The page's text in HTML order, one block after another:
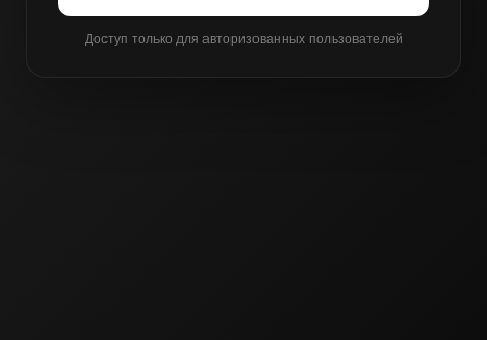
Доступ только для авторизованных пользователей